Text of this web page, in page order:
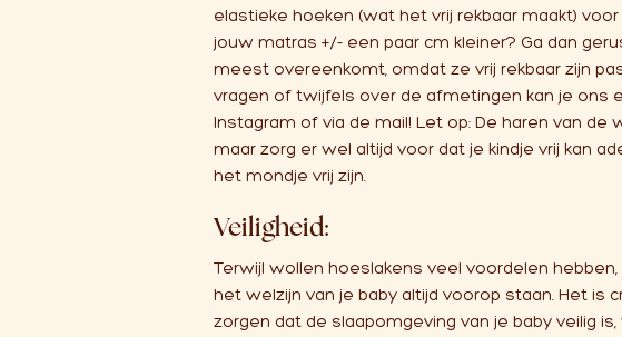
elastieke hoeken (wat het vrij rekbaar maakt)
jouw matras +/- een paar cm kleiner? Ga dan
meest overeenkomt, omdat ze vrij rekbaar zijn
vragen of twijfels over de afmetingen kan je ons
Instagram of via de mail! Let op: De haren van de
maar zorg er wel altijd voor dat je kindje vrij kan
het mondje vrij zijn.
Veiligheid:
Terwijl wollen hoeslakens veel voordelen
het welzijn van je baby altijd voorop staan. Het is
zorgen dat de slaapomgeving van je baby veilig